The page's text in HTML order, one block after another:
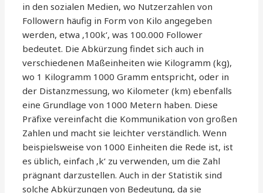
in den sozialen Medien, wo Nutzerzahlen von
Followern häufig in Form von Kilo angegeben
werden, etwa ‚100k‘, was 100.000 Follower
bedeutet. Die Abkürzung findet sich auch in
verschiedenen Maßeinheiten wie Kilogramm (kg),
wo 1 Kilogramm 1000 Gramm entspricht, oder in
der Distanzmessung, wo Kilometer (km) ebenfalls
eine Grundlage von 1000 Metern haben. Diese
Präfixe vereinfacht die Kommunikation von großen
Zahlen und macht sie leichter verständlich. Wenn
beispielsweise von 1000 Einheiten die Rede ist, ist
es üblich, einfach ‚k‘ zu verwenden, um die Zahl
prägnant darzustellen. Auch in der Statistik sind
solche Abkürzungen von Bedeutung, da sie